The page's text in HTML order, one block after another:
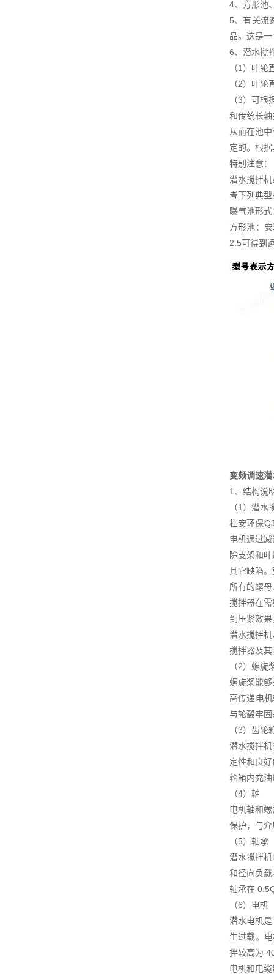
4、方形池
5、有关流
品。这是
6、潜水搅
（1）叶
（2）叶
（3）可
和传统长
从而在池
定的。根
特别注意：
潜水搅拌
考下列典
曝气池形式
方形池：
2.5可得到
变频调速
1、结构说
（1）潜水
杜安环保
电机通过
除支架和
其它缺陷
所有的螺
搅拌器在
到压紧效
潜水搅拌
搅拌器及
（2）螺旋
螺旋桨能
高传递电
与轮毂牢
（3）齿轮
潜水搅拌
定性和良
轮箱内充
（4）轴
电机轴和
保护，与
（5）轴承
潜水搅拌
和径向负载
轴承在
（6）电机
潜水电机
生过载。
拌较高为
电机和电